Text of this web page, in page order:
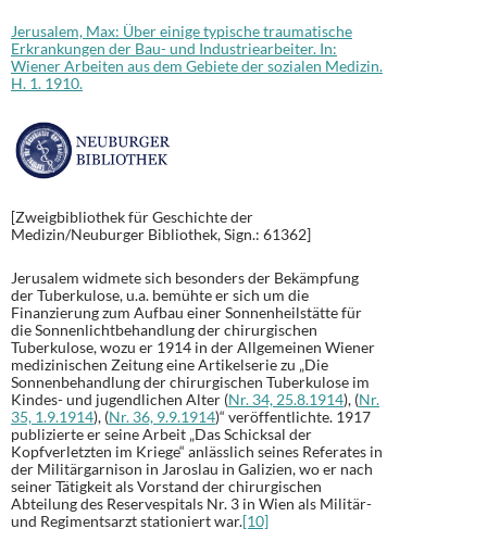
Jerusalem, Max: Über einige typische traumatische
Erkrankungen der Bau- und Industriearbeiter. In:
Wiener Arbeiten aus dem Gebiete der sozialen Medizin.
H. 1. 1910.
[Zweigbibliothek für Geschichte der
Medizin/Neuburger Bibliothek, Sign.: 61362]
Jerusalem widmete sich besonders der Bekämpfung
der Tuberkulose, u.a. bemühte er sich um die
Finanzierung zum Aufbau einer Sonnenheilstätte für
die Sonnenlichtbehandlung der chirurgischen
Tuberkulose, wozu er 1914 in der Allgemeinen Wiener
medizinischen Zeitung eine Artikelserie zu „Die
Sonnenbehandlung der chirurgischen Tuberkulose im
Kindes- und jugendlichen Alter (Nr. 34, 25.8.1914), (Nr.
35, 1.9.1914), (Nr. 36, 9.9.1914)“ veröffentlichte. 1917
publizierte er seine Arbeit „Das Schicksal der
Kopfverletzten im Kriege“ anlässlich seines Referates in
der Militärgarnison in Jaroslau in Galizien, wo er nach
seiner Tätigkeit als Vorstand der chirurgischen
Abteilung des Reservespitals Nr. 3 in Wien als Militär-
und Regimentsarzt stationiert war.[10]